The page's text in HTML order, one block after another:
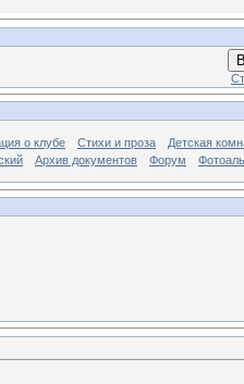
о клубе Стихи и проза
Детская
Архив документов Форум